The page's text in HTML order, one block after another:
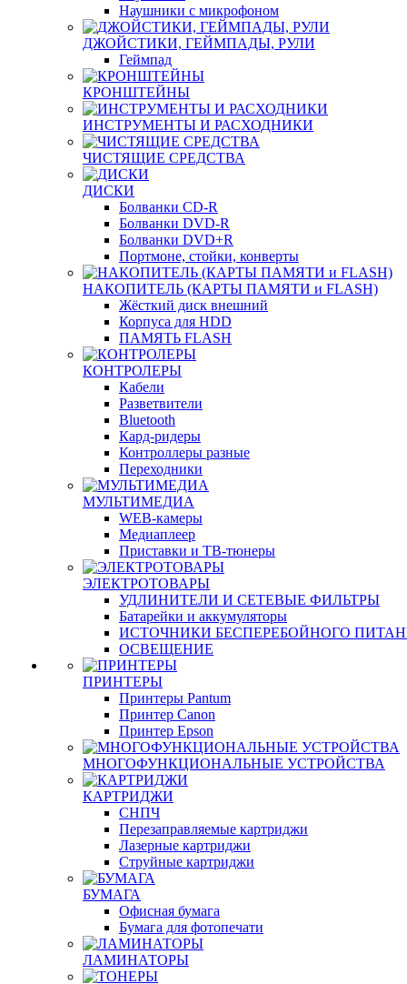
Наушники с микрофоном
ДЖОЙСТИКИ, ГЕЙМПАДЫ, РУЛИ
Геймпад
КРОНШТЕЙНЫ
ИНСТРУМЕНТЫ И РАСХОДНИКИ
ЧИСТЯЩИЕ СРЕДСТВА
ДИСКИ
Болванки CD-R
Болванки DVD-R
Болванки DVD+R
Портмоне, стойки, конверты
НАКОПИТЕЛЬ (КАРТЫ ПАМЯТИ и FLASH)
Жёсткий диск внешний
Корпуса для HDD
ПАМЯТЬ FLASH
КОНТРОЛЕРЫ
Кабели
Разветвители
Bluetooth
Кард-ридеры
Контроллеры разные
Переходники
МУЛЬТИМЕДИА
WEB-камеры
Медиаплеер
Приставки и ТВ-тюнеры
ЭЛЕКТРОТОВАРЫ
УДЛИНИТЕЛИ И СЕТЕВЫЕ ФИЛЬТРЫ
Батарейки и аккумуляторы
ИСТОЧНИКИ БЕСПЕРЕБОЙНОГО
ОСВЕЩЕНИЕ
ПРИНТЕРЫ
Принтеры Pantum
Принтер Canon
Принтер Epson
МНОГОФУНКЦИОНАЛЬНЫЕ УСТРОЙСТВА
КАРТРИДЖИ
СНПЧ
Перезаправляемые картриджи
Лазерные картриджи
Струйные картриджи
БУМАГА
Офисная бумага
Бумага для фотопечати
ЛАМИНАТОРЫ